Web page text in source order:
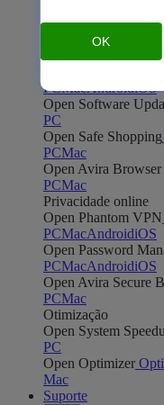
Nossa solução
essenciais
Segurança do
PCMacAndroidiOS
Open Software
PC
Open Safe Shopping
PCMac
Open Avira Browser
PCMac
Privacidade online
Open Phantom VPN
PCMacAndroidiOS
Open Password
PCMacAndroidiOS
Open Avira Secure
PCMac
Otimização
Open System
PC
Open Optimizer
Mac
Suporte
OK